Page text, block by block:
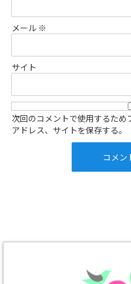
メール ※
サイト
次回のコメントで使用するた
アドレス、サイトを保存する。